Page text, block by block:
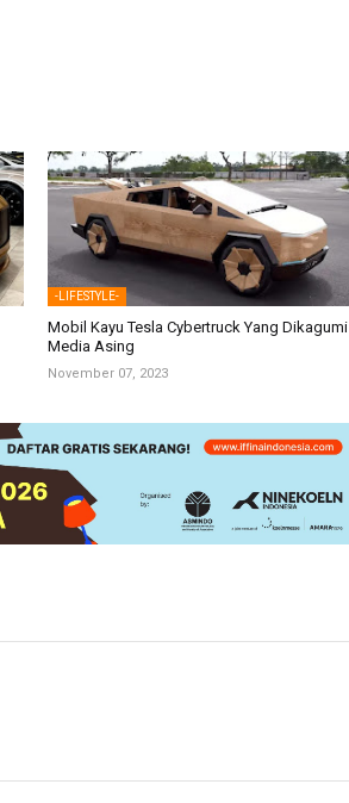
-LIFESTYLE-
Mobil Kayu Tesla Cybertruck Yang Dikagumi
Media Asing
November 07, 2023